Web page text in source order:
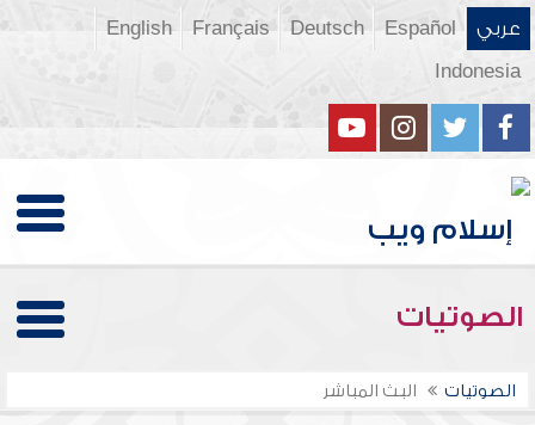
عربي Español
Deutsch
Français
English
Indonesia
الصوتيات
الصوتيات البث المباشر